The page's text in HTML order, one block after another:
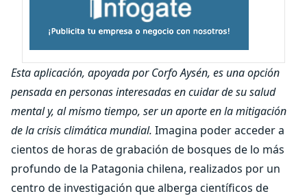
Esta aplicación, apoyada por Corfo Aysén, es una opción
pensada en personas interesadas en cuidar de su salud
mental y, al mismo tiempo, ser un aporte en la mitigación
de la crisis climática mundial. Imagina poder acceder a
cientos de horas de grabación de bosques de lo más
profundo de la Patagonia chilena, realizados por un
centro de investigación que alberga científicos de